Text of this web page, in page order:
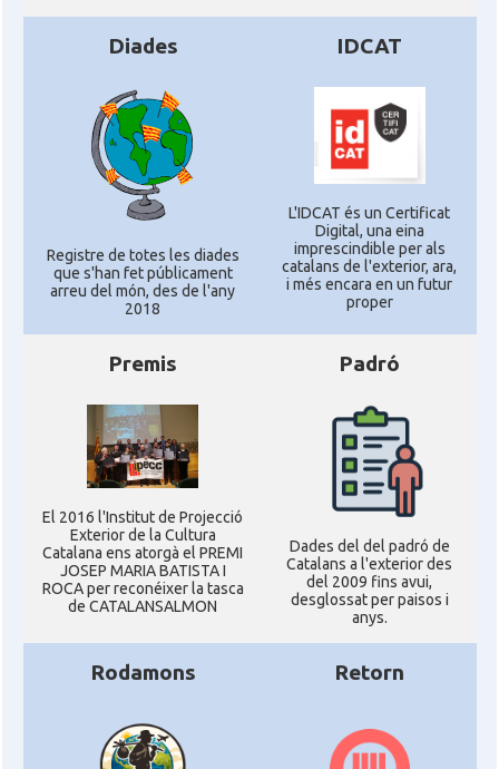
Diades
Registre de totes les diades
que s'han fet públicament
arreu del món, des de l'any
2018
IDCAT
L'IDCAT és un Certificat
Digital, una eina
imprescindible per als
catalans de l'exterior, ara,
i més encara en un futur
proper
Premis
El 2016 l'Institut de Projecció
Exterior de la Cultura
Catalana ens atorgà el PREMI
JOSEP MARIA BATISTA I
ROCA per reconéixer la tasca
de CATALANSALMON
Padró
Dades del del padró de
Catalans a l'exterior des
del 2009 fins avui,
desglossat per paisos i
anys.
Rodamons Retorn